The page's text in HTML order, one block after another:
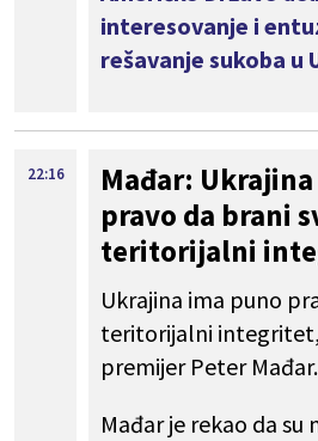
interesovanje i
rešavanje sukoba u
22:16
Mađar:
pravo da brani
teritorijalni
Ukrajina ima puno
teritorijalni
premijer Peter Mađar.
Mađar je rekao da su